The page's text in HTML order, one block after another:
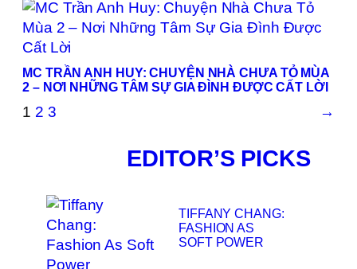
MC TRẦN ANH HUY: CHUYỆN NHÀ CHƯA TỎ MÙA
2 – NƠI NHỮNG TÂM SỰ GIA ĐÌNH ĐƯỢC CẤT LỜI
1 2 3 →
EDITOR’S PICKS
TIFFANY CHANG:
FASHION AS
SOFT POWER